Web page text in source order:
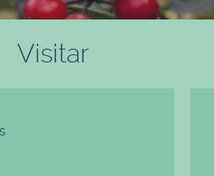
Visitar